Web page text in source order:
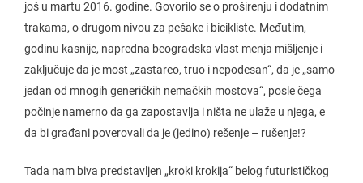
još u martu 2016. godine. Govorilo se o proširenju i dodatnim
trakama, o drugom nivou za pešake i bicikliste. Međutim,
godinu kasnije, napredna beogradska vlast menja mišljenje i
zaključuje da je most „zastareo, truo i nepodesan“, da je „samo
jedan od mnogih generičkih nemačkih mostova“, posle čega
počinje namerno da ga zapostavlja i ništa ne ulaže u njega, e
da bi građani poverovali da je (jedino) rešenje – rušenje!?
Tada nam biva predstavljen „kroki krokija“ belog futurističkog